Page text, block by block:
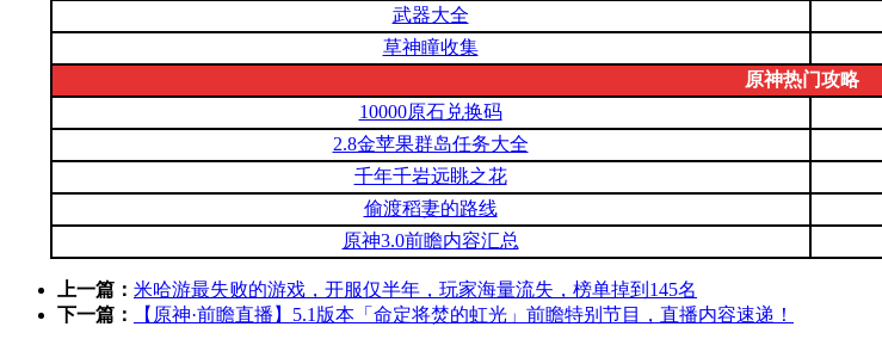
武器大全
草神瞳收集
原神热门攻略
10000原石兑换码
2.8金苹果群岛任务大全
千年千岩远眺之花
偷渡稻妻的路线
原神3.0前瞻内容汇总
上一篇： 米哈游最失败的游戏，开服仅半年，玩家海量流失，榜单掉到145名
下一篇：
【原神·前瞻直播】5.1版本「命定将焚的虹光」前瞻特别节目，直播内容速递！